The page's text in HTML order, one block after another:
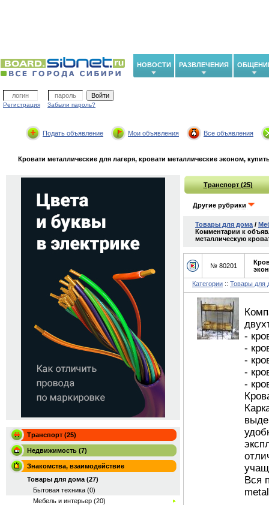
НОВОСТИ РАЗВЛЕЧЕНИЯ
Регистрация Забыли пароль?
Подать объявление Мои объявления Все объявления
Кровати металлические для лагеря, кровати металлические эконом,
Транспорт (25)
Недвижимость (7)
Знакомства, взаимодействие
Товары для дома (27)
Бытовая техника (0)
Мебель и интерьер (20)
Транспорт (25)
Другие рубрики
Товары для дома /
Комментарии к
металлическую
№ 80201
Категории :: Товары для
-
-
-
-
-
Вся